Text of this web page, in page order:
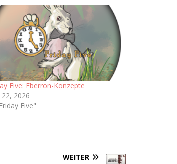
Five: Eberron-Konzepte
22, 2026
Five"
WEITER